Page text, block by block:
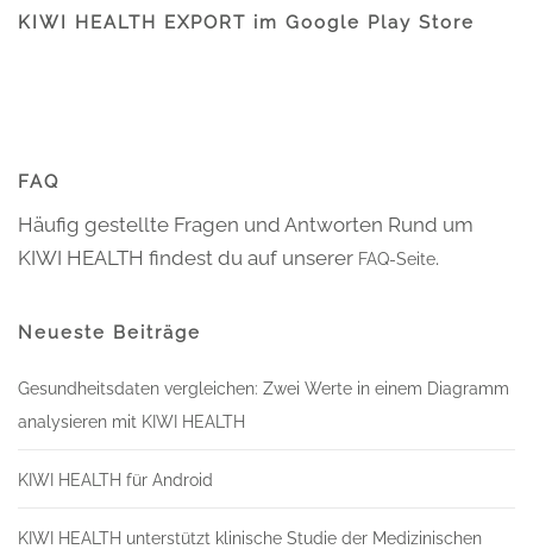
KIWI HEALTH EXPORT im Google Play Store
FAQ
Häufig gestellte Fragen und Antworten Rund um
KIWI HEALTH findest du auf unserer FAQ-Seite.
Neueste Beiträge
Gesundheitsdaten vergleichen: Zwei Werte in einem Diagramm
analysieren mit KIWI HEALTH
KIWI HEALTH für Android
KIWI HEALTH unterstützt klinische Studie der Medizinischen